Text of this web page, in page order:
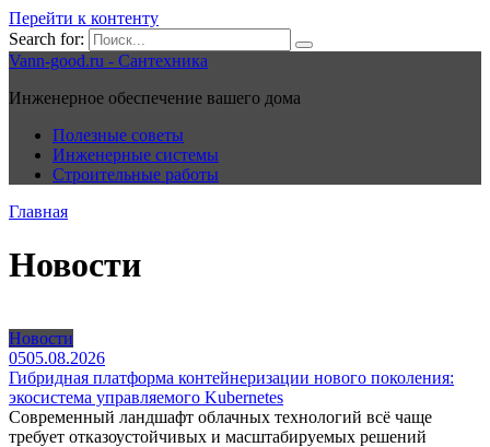
Перейти к контенту
Search for:
Vann-good.ru - Сантехника
Инженерное обеспечение вашего дома
Полезные советы
Инженерные системы
Строительные работы
Главная
Новости
Новости
0505.08.2026
Гибридная платформа контейнеризации нового поколения:
экосистема управляемого Kubernetes
Современный ландшафт облачных технологий всё чаще
требует отказоустойчивых и масштабируемых решений